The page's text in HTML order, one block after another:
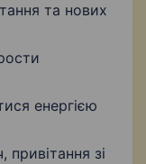
та нових
енергією
зі